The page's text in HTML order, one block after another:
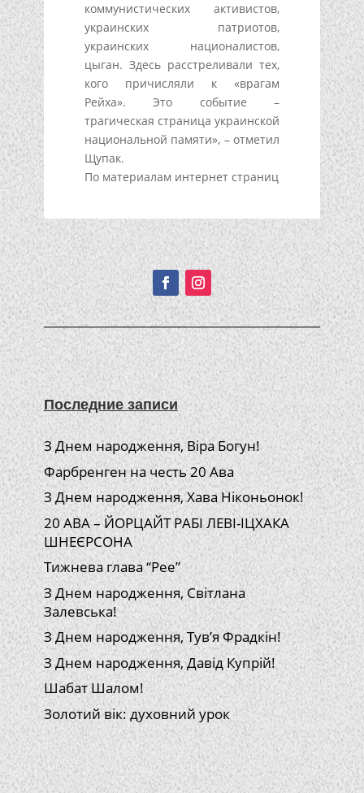
коммунистических активистов,
украинских патриотов,
украинских националистов,
цыган. Здесь расстреливали тех,
кого причисляли к «врагам
Рейха». Это событие –
трагическая страница украинской
национальной памяти», – отметил
Щупак.
По материалам интернет страниц
Подписывайтесь!
Последние записи
З Днем народження, Віра Богун!
Фарбренген на честь 20 Ава
З Днем народження, Хава Ніконьонок!
20 АВА – ЙОРЦАЙТ РАБІ ЛЕВІ-ІЦХАКА
ШНЕЄРСОНА
Тижнева глава “Рее”
З Днем народження, Світлана
Залевська!
З Днем народження, Тув’я Фрадкін!
З Днем народження, Давід Купрій!
Шабат Шалом!
Золотий вік: духовний урок